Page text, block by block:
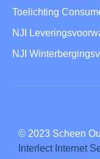
Toelichting
NJI
NJI
© 2023 Scheen
Interlect Internet